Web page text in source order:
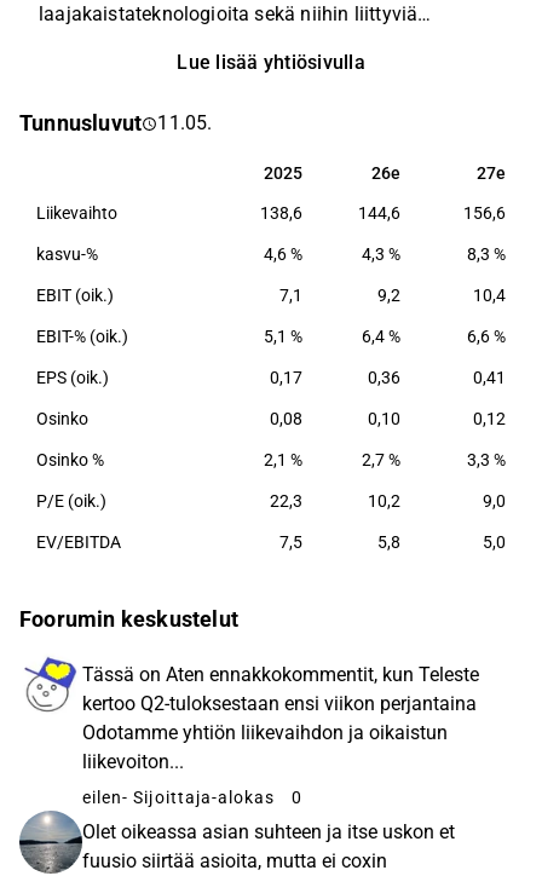
laajakaistateknologioita sekä niihin liittyviä
kaapeliverkkojen verkkolaitteiden kehittäjänä,
Lisäksi yhtiö tarjoaa videovalvontaan ja
raideliikenteeseen. Yhtiön tuotanto tapahtuu
suurimmaksi osaksi Suomessa ja
Suomessa, Saksassa ja Puolassa.
Lue lisää yhtiösivulla
Tunnusluvut 11.05.
2025 26e 27e
2025 26e 27e
Liikevaihto 138,6 144,6 156,6
kasvu-% 4,6 % 4,3 % 8,3 %
EBIT (oik.) 7,1 9,2 10,4
EBIT-% (oik.) 5,1 % 6,4 % 6,6 %
EPS (oik.) 0,17 0,36 0,41
Osinko 0,08 0,10 0,12
Osinko % 2,1 % 2,7 % 3,3 %
P/E (oik.) 22,3 10,2 9,0
EV/EBITDA 7,5 5,8 5,0
Foorumin keskustelut
Tässä on Aten ennakkokommentit, kun Teleste
kertoo Q2-tuloksestaan ensi viikon perjantaina
Odotamme yhtiön liikevaihdon ja oikaistun
liikevoiton...
eilen- Sijoittaja-alokas 0
Olet oikeassa asian suhteen ja itse uskon et
fuusio siirtää asioita, mutta ei coxin